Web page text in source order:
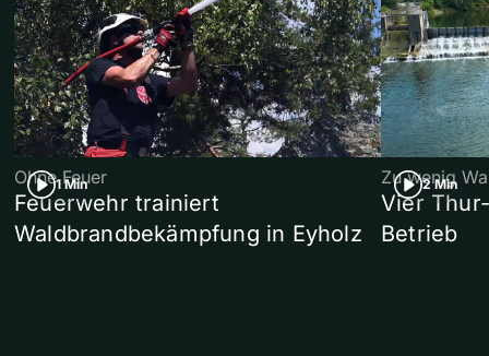
1 Min
Ohne Feuer
Feuerwehr trainiert
Waldbrandbekämpfung in Eyholz
2 Min
Zu wenig
Vier
Betrieb